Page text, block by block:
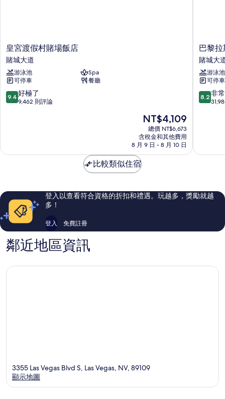
皇
宮
渡
假
村
賭
場
道
皇宮渡假村賭場飯店
賭城大道
游泳池
Spa
可停車
餐廳
9.4
分，
極
評
論
9.4 好極了
9,462 則評論
現
在
價
格
為
NT$4,109
總價 NT$6,673
含稅金和其他費用
8 月 9 日 - 8 月 10 日
巴
黎
拉
斯
維
加
斯
場
道
巴黎
賭城大
游泳池
可停車
8.2
分，
常
評
論
8.2 非
比較類似住宿
登入以查看符合資格的折扣和禮遇。玩越多，獎勵就越
多！
登入 免費註冊
鄰近地區資訊
3355 Las Vegas Blvd S, Las Vegas, NV, 89109
顯示地圖